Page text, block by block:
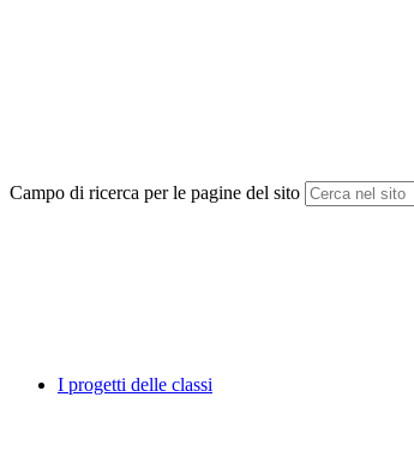
Campo di ricerca per le pagine del sito
I progetti delle classi